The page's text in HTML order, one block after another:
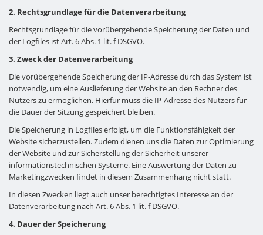
2. Rechtsgrundlage für die Datenverarbeitung
Rechtsgrundlage für die vorübergehende Speicherung der Daten und
der Logfiles ist Art. 6 Abs. 1 lit. f DSGVO.
3. Zweck der Datenverarbeitung
Die vorübergehende Speicherung der IP-Adresse durch das System ist
notwendig, um eine Auslieferung der Website an den Rechner des
Nutzers zu ermöglichen. Hierfür muss die IP-Adresse des Nutzers für
die Dauer der Sitzung gespeichert bleiben.
Die Speicherung in Logfiles erfolgt, um die Funktionsfähigkeit der
Website sicherzustellen. Zudem dienen uns die Daten zur Optimierung
der Website und zur Sicherstellung der Sicherheit unserer
informationstechnischen Systeme. Eine Auswertung der Daten zu
Marketingzwecken findet in diesem Zusammenhang nicht statt.
In diesen Zwecken liegt auch unser berechtigtes Interesse an der
Datenverarbeitung nach Art. 6 Abs. 1 lit. f DSGVO.
4. Dauer der Speicherung